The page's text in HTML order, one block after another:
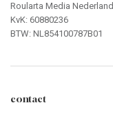
Roularta Media Nederland
KvK: 60880236
BTW: NL854100787B01
contact